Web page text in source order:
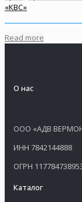
«КВС»
Read more
О нас
ООО «АДВ
ИНН 7842144888
ОГРН
Каталог